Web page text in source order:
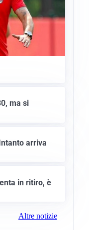
ma si
arriva
in ritiro, è
Altre notizie